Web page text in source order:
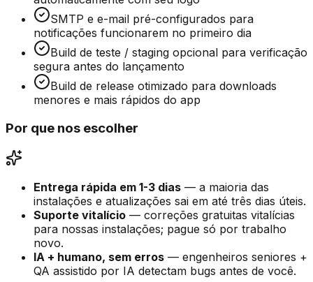
SMTP e e-mail pré-configurados para
notificações funcionarem no primeiro dia
Build de teste / staging opcional para verificação
segura antes do lançamento
Build de release otimizado para downloads
menores e mais rápidos do app
Por que nos escolher
Entrega rápida em 1-3 dias — a maioria das
instalações e atualizações sai em até três dias úteis.
Suporte vitalício — correções gratuitas vitalícias
para nossas instalações; pague só por trabalho
novo.
IA + humano, sem erros — engenheiros seniores +
QA assistido por IA detectam bugs antes de você.